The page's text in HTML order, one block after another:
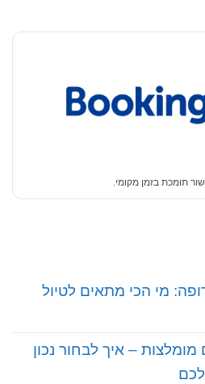
תומכת בזמן מקומי.
מי הכי מתאים לטיול
מומלצות – איך לבחור נכון